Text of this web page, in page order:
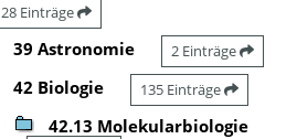
28 Einträge
39 Astronomie 2 Einträge
42 Biologie 135 Einträge
42.13 Molekularbiologie